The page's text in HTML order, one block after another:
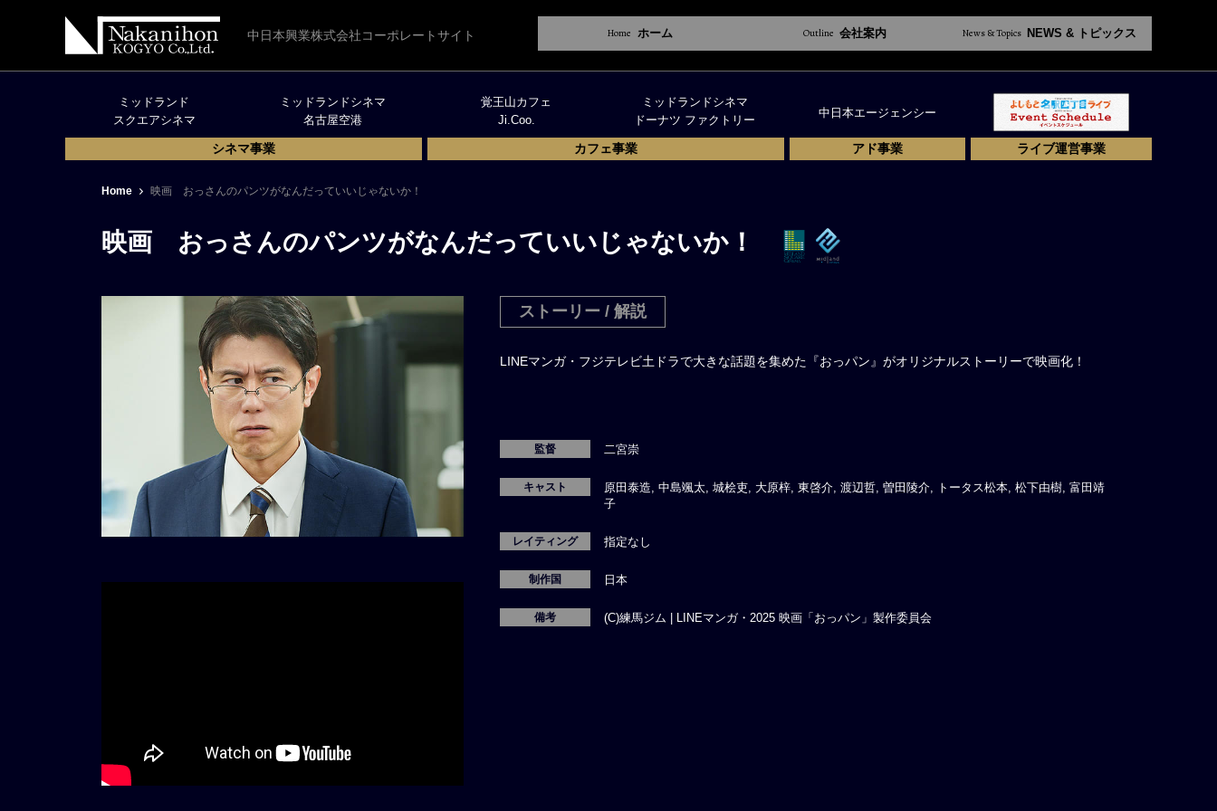
中日本興業株式会社コーポレートサイト Home ホーム Outline 会社案内 News & Topics NEWS & トピックス
ミッドランド
スクエアシネマ
ミッドランドシネマ
名古屋空港
シネマ事業
覚王山カフェ
Ji.Coo.
ミッドランドシネマ
ドーナツ ファクトリー
カフェ事業
中日本エージェンシー
アド事業 ライブ運営事業
Home 映画 おっさんのパンツがなんだっていいじゃないか！
映画 おっさんのパンツがなんだっていいじゃないか！
ストーリー / 解説
LINEマンガ・フジテレビ土ドラで大きな話題を集めた『おっパン』がオリジナルストーリーで映画化！
監督 二宮崇
キャスト
原田泰造, 中島颯太, 城桧吏, 大原梓, 東啓介, 渡辺哲, 曽田陵介, トータス松本, 松下由樹, 富田靖
子
レイティング 指定なし
制作国 日本
備考 (C)練馬ジム | LINEマンガ・2025 映画「おっパン」製作委員会